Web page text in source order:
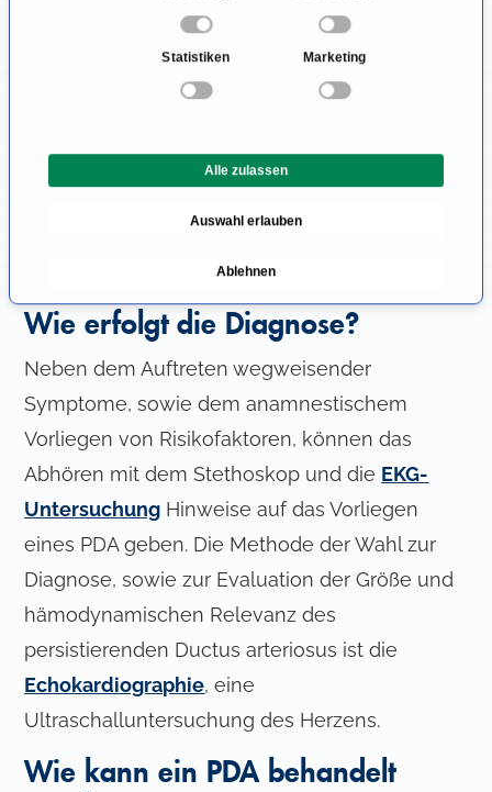
s
a
w
a
Statistiken Marketing
Alle zulassen
Auswahl erlauben
Ablehnen
gefürchteten Eisenmenger-Reaktion. Hierbei
dreht sich die Flussrichtung wieder um, sodass
nun sauerstoffarmes und
Gasaustausch in der Lunge umgeht und direkt
Organe und unbehandelt zum Tod.
Wie erfolgt die Diagnose?
Neben dem Auftreten wegweisender
Symptome, sowie dem anamnestischem
Vorliegen von Risikofaktoren, können das
Abhören mit dem Stethoskop und die EKG-
Untersuchung Hinweise auf das Vorliegen
eines PDA geben. Die Methode der Wahl zur
Diagnose, sowie zur Evaluation der Größe und
hämodynamischen Relevanz des
persistierenden Ductus arteriosus ist die
Echokardiographie, eine
Ultraschalluntersuchung des Herzens.
Wie kann ein PDA behandelt